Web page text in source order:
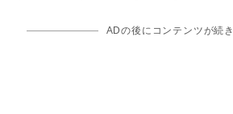
ADの後にコンテンツが続